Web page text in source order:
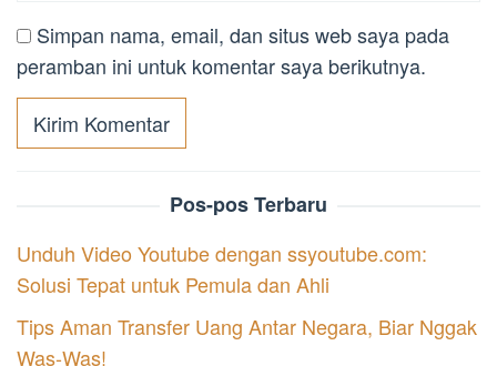
Simpan nama, email, dan situs web saya pada
peramban ini untuk komentar saya berikutnya.
Pos-pos Terbaru
Unduh Video Youtube dengan ssyoutube.com:
Solusi Tepat untuk Pemula dan Ahli
Tips Aman Transfer Uang Antar Negara, Biar Nggak
Was-Was!